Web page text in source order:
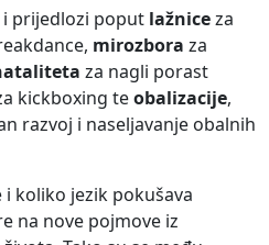
i prijedlozi poput lažniceza
mirozbora za
za nagli porast
kickboxing teobalizacije,
razvoj i naseljavanje obalnih
koliko jezik pokušava
na nove pojmove iz